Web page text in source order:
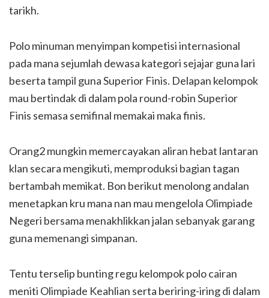
tarikh.
Polo minuman menyimpan kompetisi internasional
pada mana sejumlah dewasa kategori sejajar guna lari
beserta tampil guna Superior Finis. Delapan kelompok
mau bertindak di dalam pola round-robin Superior
Finis semasa semifinal memakai maka finis.
Orang2 mungkin memercayakan aliran hebat lantaran
klan secara mengikuti, memproduksi bagian tagan
bertambah memikat. Bon berikut menolong andalan
menetapkan kru mana nan mau mengelola Olimpiade
Negeri bersama menakhlikkan jalan sebanyak garang
guna memenangi simpanan.
Tentu terselip bunting regu kelompok polo cairan
meniti Olimpiade Keahlian serta beriring-iring di dalam